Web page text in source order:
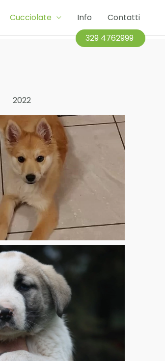
Cucciolate Info
Contatti
329 4762999
2022